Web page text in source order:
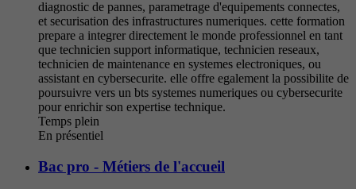
diagnostic de pannes, parametrage d'equipements connectes,
et securisation des infrastructures numeriques. cette formation
prepare a integrer directement le monde professionnel en tant
que technicien support informatique, technicien reseaux,
technicien de maintenance en systemes electroniques, ou
assistant en cybersecurite. elle offre egalement la possibilite de
poursuivre vers un bts systemes numeriques ou cybersecurite
pour enrichir son expertise technique.
Temps plein
En présentiel
Bac pro - Métiers de l'accueil